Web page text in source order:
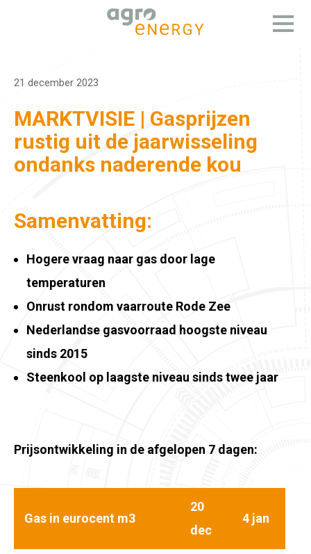
Open
MARKTVISIE | Gasprijzen
rustig uit de jaarwisseling
ondanks naderende kou
21 december 2023
Samenvatting:
Hogere vraag naar gas door lage
temperaturen
Onrust rondom vaarroute Rode Zee
Nederlandse gasvoorraad hoogste niveau
sinds 2015
Steenkool op laagste niveau sinds twee jaar
Prijsontwikkeling in de afgelopen 7 dagen:
Gas in eurocent m3
20
dec
4 jan